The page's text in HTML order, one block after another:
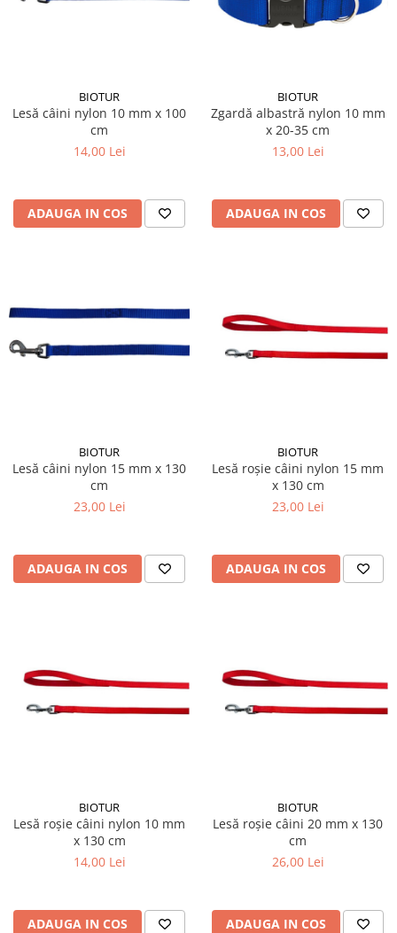
BIOTUR
Lesă câini nylon 10 mm x 100
cm
14,00 Lei
ADAUGA IN COS
BIOTUR
Zgardă albastră nylon 10 mm
x 20-35 cm
13,00 Lei
ADAUGA IN COS
BIOTUR
Lesă câini nylon 15 mm x 130
cm
23,00 Lei
ADAUGA IN COS
BIOTUR
Lesă roșie câini nylon 15 mm
x 130 cm
23,00 Lei
ADAUGA IN COS
BIOTUR
Lesă roșie câini nylon 10 mm
x 130 cm
14,00 Lei
ADAUGA IN COS
BIOTUR
Lesă roșie câini 20 mm x 130
cm
26,00 Lei
ADAUGA IN COS